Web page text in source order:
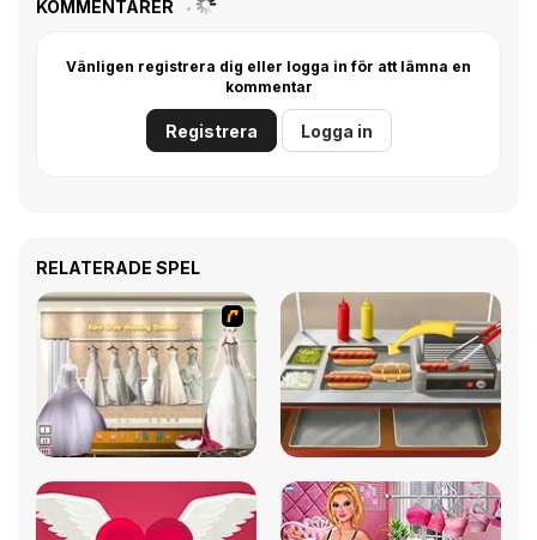
KOMMENTARER
Vänligen registrera dig eller logga in för att lämna en
kommentar
Registrera Logga in
RELATERADE SPEL